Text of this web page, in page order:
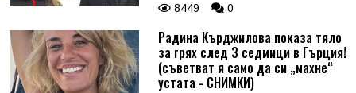
8449 0
Радина Кърджилова показа тяло
за грях след 3 седмици в Гърция!
(съветват я само да си „махне“
устата - СНИМКИ)